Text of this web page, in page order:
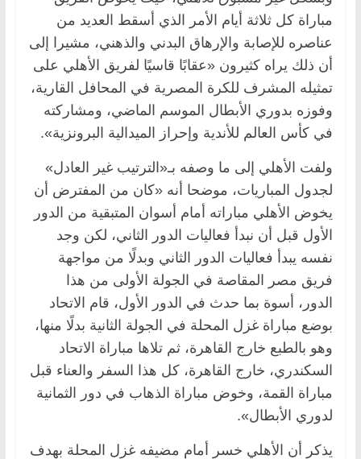
مباراة كل ثلاثة أيام الأمر الذي أسقط العديد من
عناصره للإصابة والإرهاق البدني والذهني، مشيرا إلى
أن ذلك يراه كثيرون «عقابًا قاسيًا لفريق الأهلي على
تمثيله المشرف للكرة المصرية في المحافل القارية،
وفوزه بدوري الأبطال الموسم الماضي، ومشاركته
في كأس العالم للأندية وإحراز الميدالية البرونزية».
ولفت الأهلي إلى ما وصفه بـ«الترتيب غير العادل»
لجدول المباريات، موضحا أنه «كان من المفترض أن
يخوض الأهلي مباراته أمام أسوان المتبقية من الدور
الأول قبل أن نبدأ فعاليات الدور الثاني، لكن وجد
نفسه يبدأ فعاليات الدور الثاني وبدلًا من مواجهة
فريق مصر المقاصة في الجولة الأولى من هذا
الدور، أسوة بما حدث في الدور الأول، قام الاتحاد
بوضع مباراة غزل المحلة في الجولة الثانية بدلًا منها،
وهو بالطبع خارج القاهرة، ثم تلاها مباراة الاتحاد
السكندري، خارج القاهرة، كل هذا السفر والعناء قبل
مباراة القمة، وخوض مباراة الذهاب في دور الثمانية
لدوري الأبطال».
يذكر أن الأهلي خسر أمام مضيفه غزل المحلة بهدف